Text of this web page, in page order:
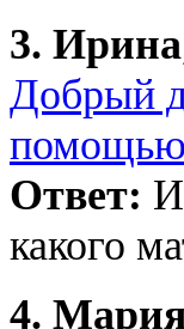
3. Ирина
Добрый
помощью
Ответ:
какого
4.